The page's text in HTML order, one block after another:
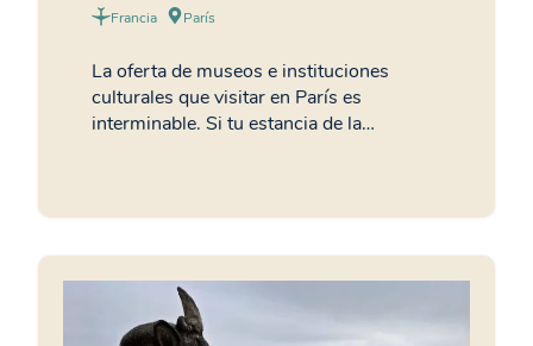
Francia París
La oferta de museos e instituciones
culturales que visitar en París es
interminable. Si tu estancia de la…